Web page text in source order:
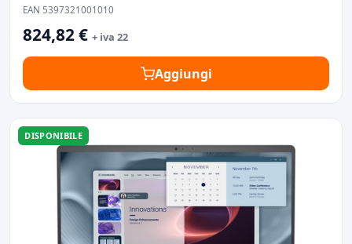
EAN 5397321001010
824,82 € + iva 22
Aggiungi
DISPONIBILE